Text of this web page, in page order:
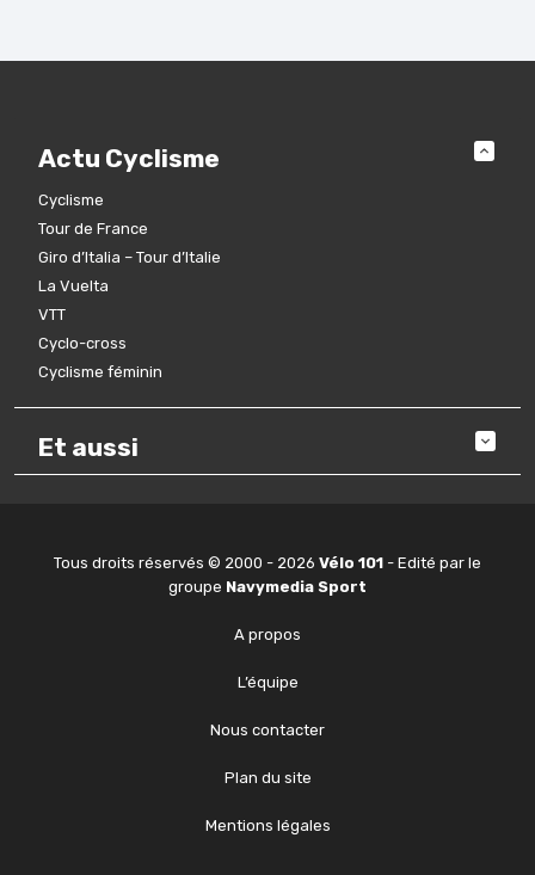
Actu Cyclisme
Cyclisme
Tour de France
Giro d’Italia – Tour d’Italie
La Vuelta
VTT
Cyclo-cross
Cyclisme féminin
Et aussi
Tous droits réservés © 2000 - 2026 Vélo 101 - Edité par le
groupe Navymedia Sport
A propos
L’équipe
Nous contacter
Plan du site
Mentions légales